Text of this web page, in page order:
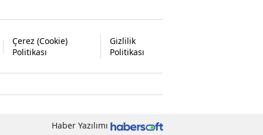
Çerez (Cookie)
Politikası
Gizlilik
Politikası
Haber Yazılımı